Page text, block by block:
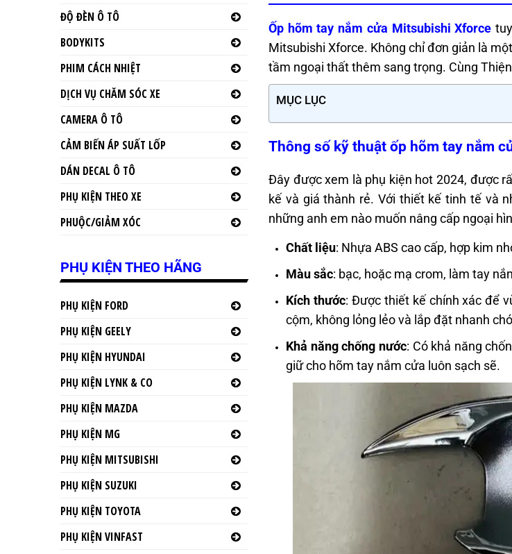
Ốp hõm tay nắm cửa Mitsubishi Xforce
Mitsubishi Xforce. Không chỉ đơn giản là
tầm ngoại thất thêm sang trọng. Cùng
MỤC LỤC
Thông số kỹ thuật ốp hõm tay nắm
Đây được xem là phụ kiện hot 2024, được
kế và giá thành rẻ. Với thiết kế tinh tế và
những anh em nào muốn nâng cấp ngoại
Chất liệu: Nhựa ABS cao cấp, hợp kim
Màu sắc: bạc, hoặc mạ crom, làm tay
Kích thước: Được thiết kế chính xác để
cộm, không lỏng lẻo và lắp đặt nhanh
Khả năng chống nước: Có khả năng
giữ cho hõm tay nắm cửa luôn sạch sẽ.
ĐỘ ĐÈN Ô TÔ
BODYKITS
PHIM CÁCH NHIỆT
DỊCH VỤ CHĂM SÓC XE
CAMERA Ô TÔ
CẢM BIẾN ÁP SUẤT LỐP
DÁN DECAL Ô TÔ
PHỤ KIỆN THEO XE
PHUỘC/GIẢM XÓC
PHỤ KIỆN THEO HÃNG
PHỤ KIỆN FORD
PHỤ KIỆN GEELY
PHỤ KIỆN HYUNDAI
PHỤ KIỆN LYNK & CO
PHỤ KIỆN MAZDA
PHỤ KIỆN MG
PHỤ KIỆN MITSUBISHI
PHỤ KIỆN SUZUKI
PHỤ KIỆN TOYOTA
PHỤ KIỆN VINFAST